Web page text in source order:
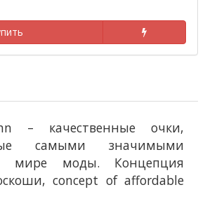
– качественные очки,
самыми значимыми
мире моды. Концепция
concept of affordable